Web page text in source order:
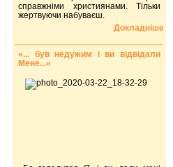
справжніми християнами. Тільки
жертвуючи набуваєш.
Докладніше
«... був недужим і ви відвідали
Мене...»